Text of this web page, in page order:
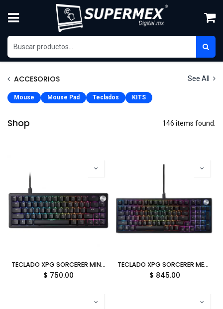
ACCESORIOS See All
Mouse Mouse Pad Teclados KITS
Shop 146 items found.
TECLADO XPG SORCERER MINI MECANICO ALAMBRICO USB-C RGB NEGRO SORCERER MINIRD-BKCWW 12M DE GARANTIA
$ 750.00
TECLADO XPG SORCERER MECANICO ALAMBRICO USB-C RGB NEGRO SORCERERRD-BKCWW 12M DE GARANTIA
$ 845.00